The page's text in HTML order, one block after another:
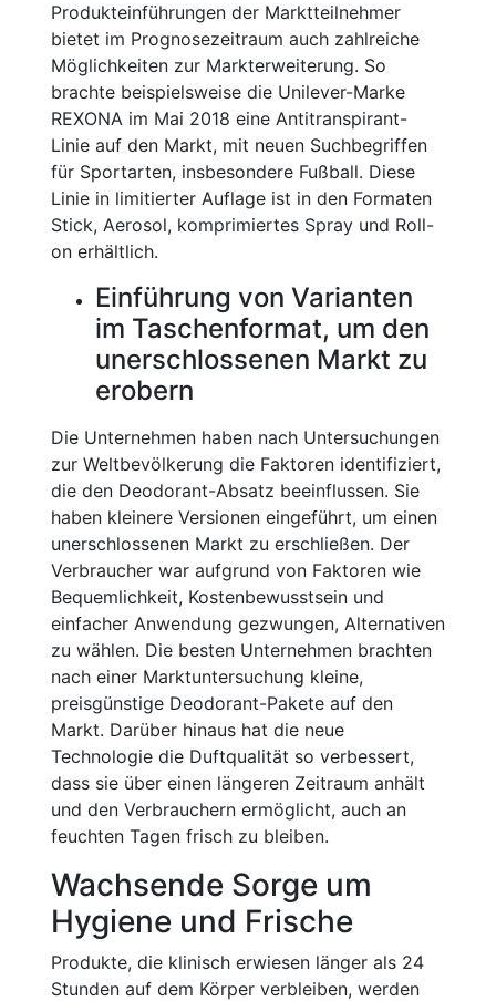
Produkteinführungen der Marktteilnehmer
bietet im Prognosezeitraum auch zahlreiche
Möglichkeiten zur Markterweiterung. So
brachte beispielsweise die Unilever-Marke
REXONA im Mai 2018 eine Antitranspirant-
Linie auf den Markt, mit neuen Suchbegriffen
für Sportarten, insbesondere Fußball. Diese
Linie in limitierter Auflage ist in den Formaten
Stick, Aerosol, komprimiertes Spray und Roll-
on erhältlich.
Einführung von Varianten
im Taschenformat, um den
unerschlossenen Markt zu
erobern
Die Unternehmen haben nach Untersuchungen
zur Weltbevölkerung die Faktoren identifiziert,
die den Deodorant-Absatz beeinflussen. Sie
haben kleinere Versionen eingeführt, um einen
unerschlossenen Markt zu erschließen. Der
Verbraucher war aufgrund von Faktoren wie
Bequemlichkeit, Kostenbewusstsein und
einfacher Anwendung gezwungen, Alternativen
zu wählen. Die besten Unternehmen brachten
nach einer Marktuntersuchung kleine,
preisgünstige Deodorant-Pakete auf den
Markt. Darüber hinaus hat die neue
Technologie die Duftqualität so verbessert,
dass sie über einen längeren Zeitraum anhält
und den Verbrauchern ermöglicht, auch an
feuchten Tagen frisch zu bleiben.
Wachsende Sorge um
Hygiene und Frische
Produkte, die klinisch erwiesen länger als 24
Stunden auf dem Körper verbleiben, werden